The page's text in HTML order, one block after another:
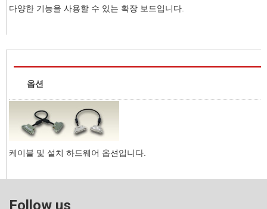
다양한 기능을 사용할 수 있는 확장 보드입니다.
옵션
케이블 및 설치 하드웨어 옵션입니다.
Follow us